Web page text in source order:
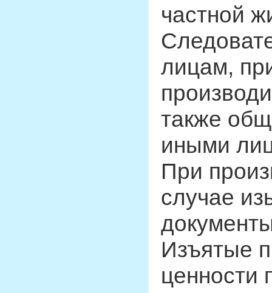
частной
лицам,
также
иными
При
случае
Изъятые
ценности